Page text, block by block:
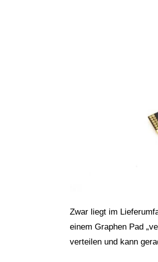
Zwar liegt im
einem Graphen Pad
verteilen und kann